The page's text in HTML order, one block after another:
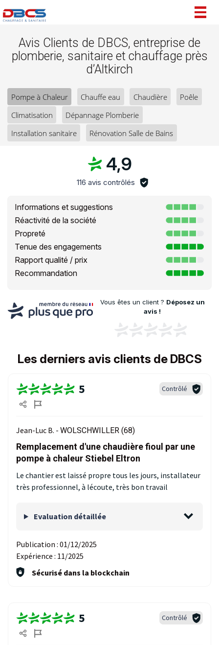
Avis Clients de DBCS, entreprise de
plomberie, sanitaire et chauffage près
d’Altkirch
Pompe à Chaleur Chauffe eau Chaudière
Poêle
Climatisation
Dépannage Plomberie
Installation sanitaire
Rénovation Salle de Bains
4,9
116 avis contrôlés
Informations et suggestions
Réactivité de la société
Propreté
Tenue des engagements
Rapport qualité / prix
Recommandation
Vous êtes un client ? Déposez un
avis !
Les derniers avis clients de DBCS
5 Contrôlé
Jean-Luc B. - WOLSCHWILLER (68)
Remplacement d'une chaudière fioul par une
pompe à chaleur Stiebel Eltron
Le chantier est laissé propre tous les jours, installateur
très professionnel, à lécoute, très bon travail
Evaluation détaillée
Publication : 01/12/2025
Expérience : 11/2025
Sécurisé dans la blockchain
5 Contrôlé